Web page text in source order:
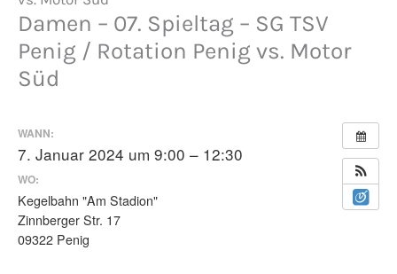
Damen – 07. Spieltag – SG TSV
Penig / Rotation Penig vs. Motor
Süd
WANN:
7. Januar 2024 um 9:00 – 12:30
WO:
Kegelbahn "Am Stadion"
Zinnberger Str. 17
09322 Penig